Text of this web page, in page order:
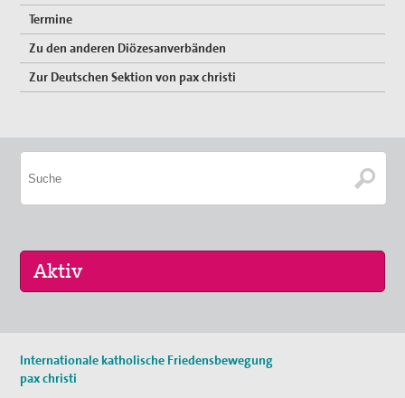
Termine
Zu den anderen Diözesanverbänden
Zur Deutschen Sektion von pax christi
Jägerstätter-Pilgern
Internationale katholische Friedensbewegung
pax christi